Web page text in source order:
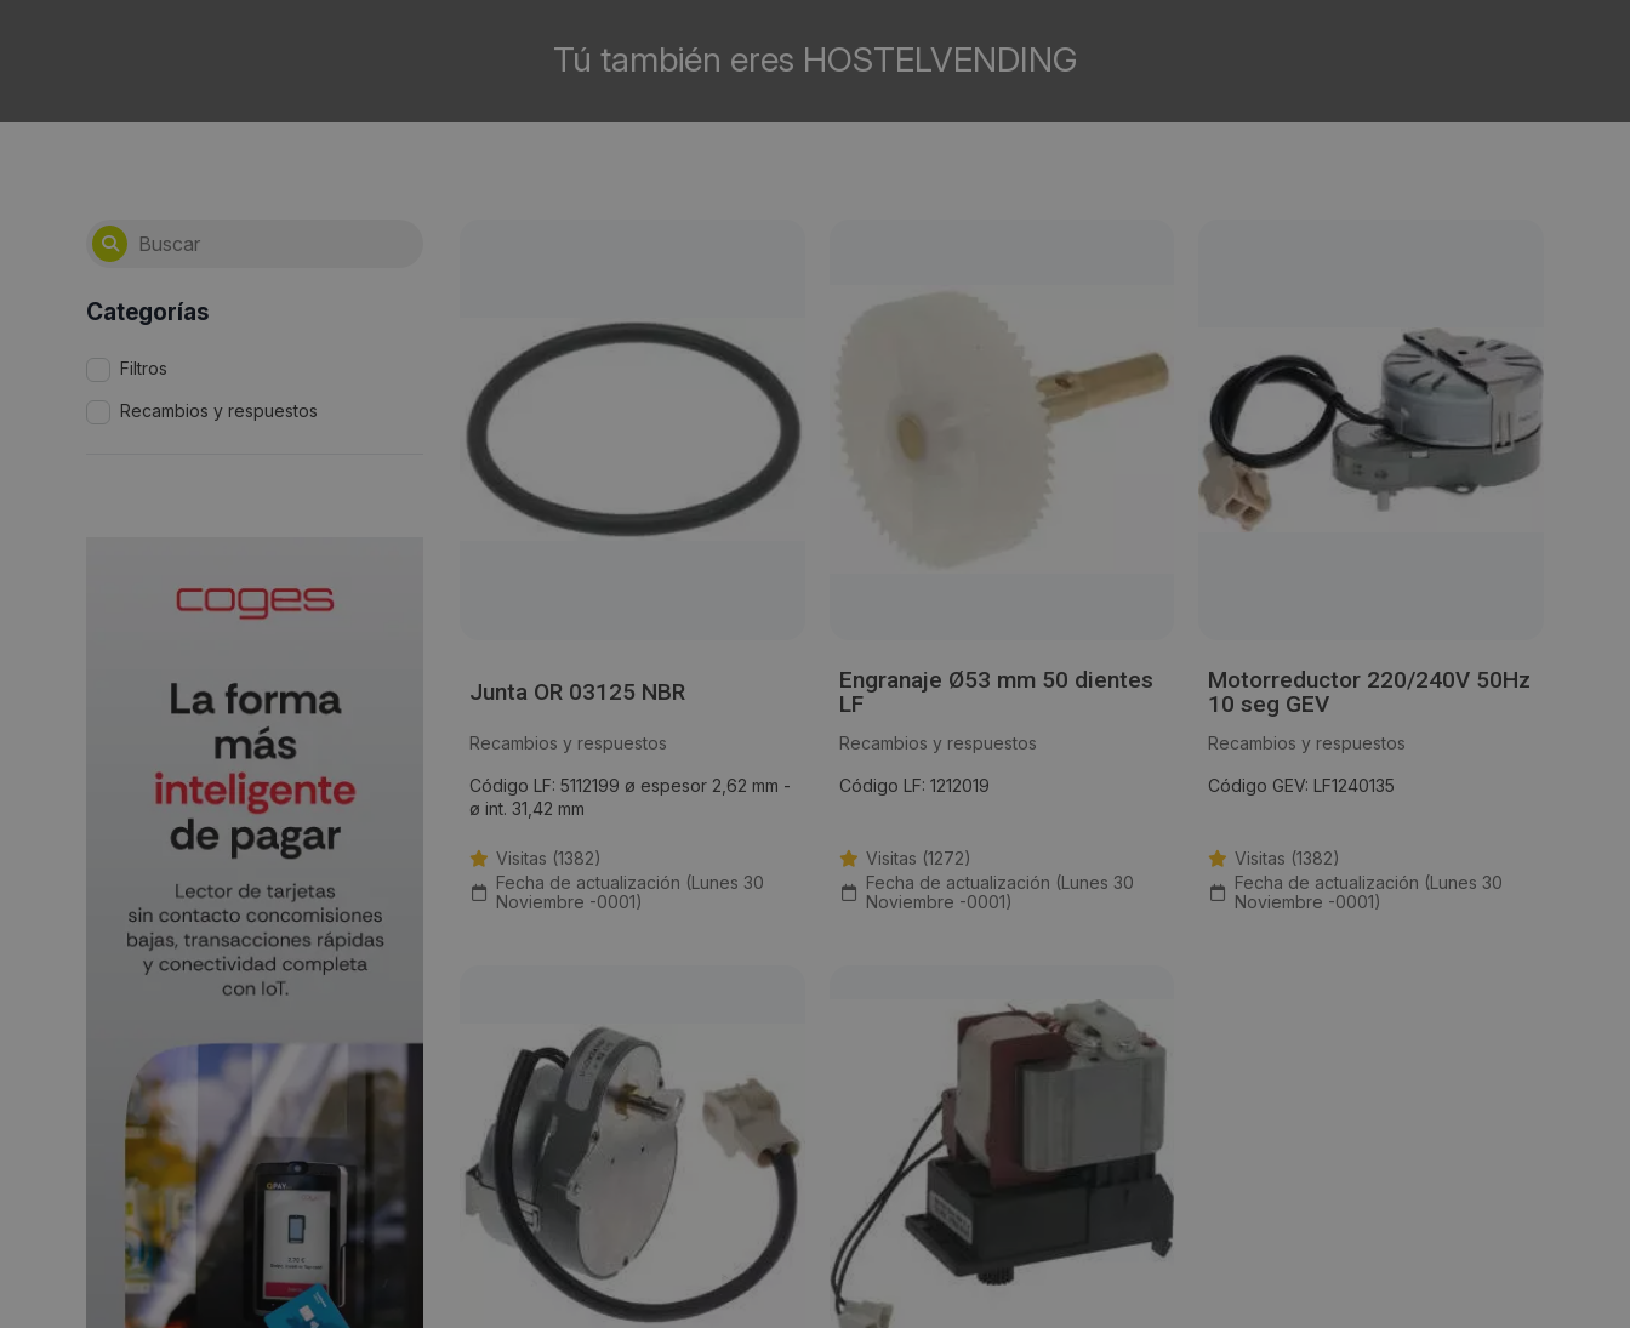
Tú también eres HOSTELVENDING
Categorías
Filtros
Recambios y respuestos
Junta OR 03125 NBR
Recambios y respuestos
Código LF: 5112199 ø espesor 2,62 mm -
ø int. 31,42 mm
Visitas (1382)
Fecha de actualización (Lunes 30
Noviembre -0001)
Engranaje Ø53 mm 50 dientes
LF
Recambios y respuestos
Código LF: 1212019
Visitas (1272)
Fecha de actualización (Lunes 30
Noviembre -0001)
Motorreductor 220/240V 50Hz
10 seg GEV
Recambios y respuestos
Código GEV: LF1240135
Visitas (1382)
Fecha de actualización (Lunes 30
Noviembre -0001)